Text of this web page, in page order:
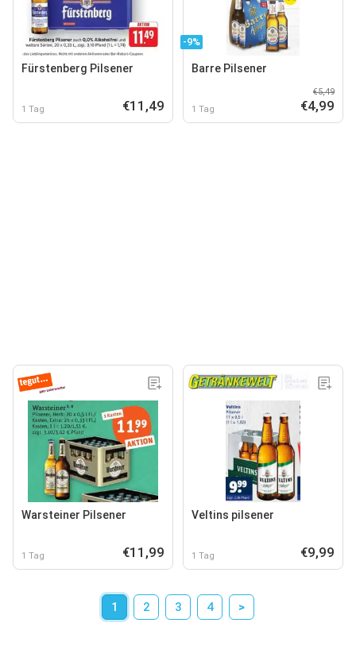
Fürstenberg Pilsener
1 Tag €11,49
-9%
Barre Pilsener
1 Tag
€5,49
€4,99
Warsteiner Pilsener
1 Tag €11,99
Veltins pilsener
1 Tag €9,99
1 2 3 4 >